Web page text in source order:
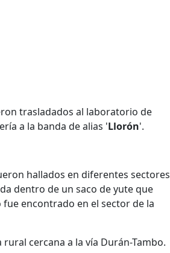
trasladados al laboratorio de
a la banda de alias 'Llorón'.
hallados en diferentes sectores
dentro de un saco de yute que
encontrado en el sector de la
cercana a la vía Durán-Tambo.